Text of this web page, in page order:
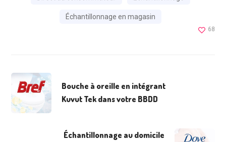
Échantillonnage en magasin
68
Bouche à oreille en intégrant
Kuvut Tek dans votre BBDD
Échantillonnage au domicile